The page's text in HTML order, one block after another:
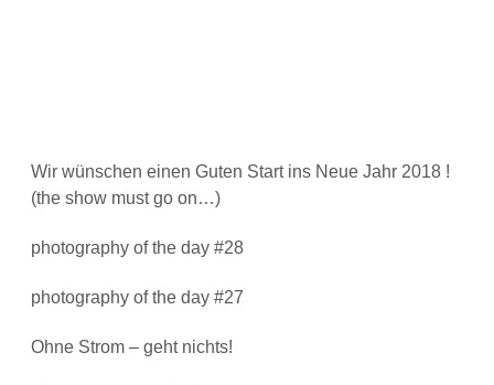
Wir wünschen einen Guten Start ins Neue Jahr 2018 !
(the show must go on…)
photography of the day #28
photography of the day #27
Ohne Strom – geht nichts!